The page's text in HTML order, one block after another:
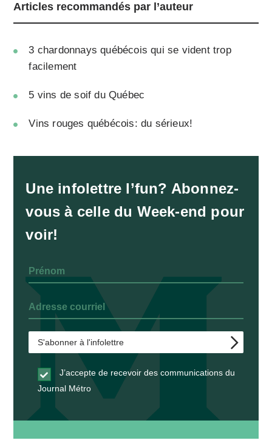
Articles recommandés par l’auteur
3 chardonnays québécois qui se vident trop
facilement
5 vins de soif du Québec
Vins rouges québécois: du sérieux!
Une infolettre l’fun? Abonnez-
vous à celle du Week-end pour
voir!
J’accepte de recevoir des communications du
Journal Métro